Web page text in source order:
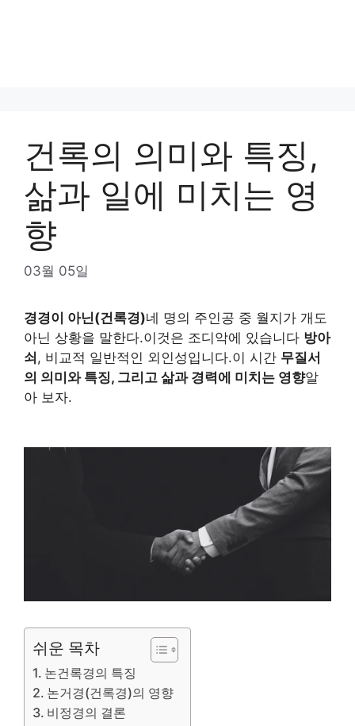
건록의 의미와 특징,
삶과 일에 미치는 영
향
03월 05일
경경이 아닌(건록경)네 명의 주인공 중 월지가 개도
아닌 상황을 말한다.이것은 조디악에 있습니다 방아
쇠, 비교적 일반적인 외인성입니다.이 시간 무질서
의 의미와 특징, 그리고 삶과 경력에 미치는 영향알
아 보자.
쉬운 목차
논건록경의 특징
논거경(건록경)의 영향
비정경의 결론